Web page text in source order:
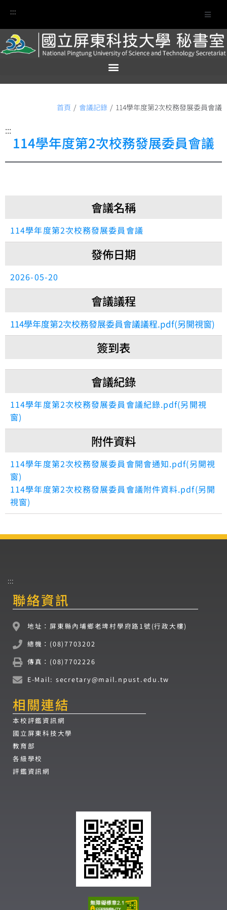
:::
首頁 / 會議記錄 / 114學年度第2次校務發展委員會議
:::
114學年度第2次校務發展委員會議
會議名稱
114學年度第2次校務發展委員會議
發佈日期
2026-05-20
會議議程
114學年度第2次校務發展委員會議議程.pdf(另開視窗)
簽到表
會議紀錄
114學年度第2次校務發展委員會議紀錄.pdf(另開視
窗)
附件資料
114學年度第2次校務發展委員會開會通知.pdf(另開視
窗)
114學年度第2次校務發展委員會議附件資料.pdf(另開
視窗)
:::
聯絡資訊
地址：屏東縣內埔鄉老埤村學府路1號(行政大樓)
總機：(08)7703202
傳真：(08)7702226
E-Mail: secretary@mail.npust.edu.tw
相關連結
本校評鑑資訊網
國立屏東科技大學
教育部
各級學校
評鑑資訊網